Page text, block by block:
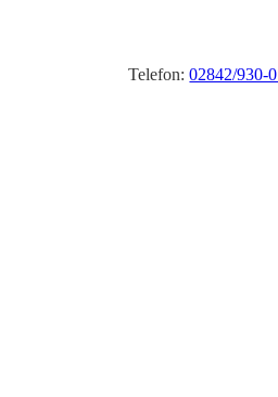
Telefon:02842/930-0